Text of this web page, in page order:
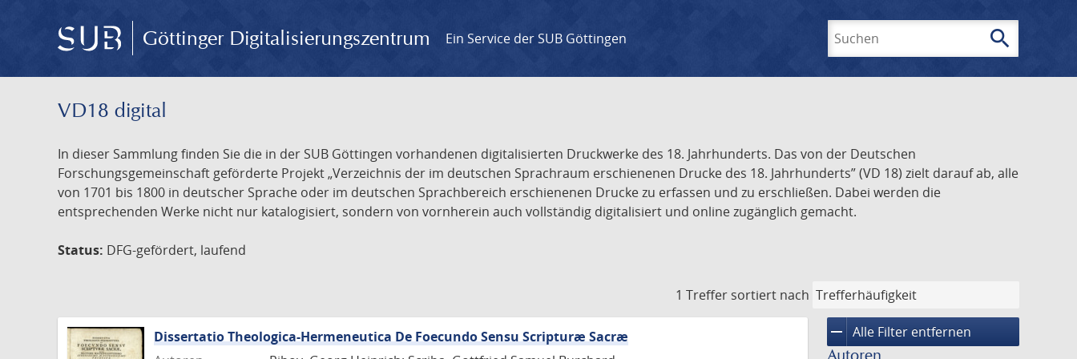
Göttinger Digitalisierungszentrum Ein Service der SUB Göttingen search
VD18 digital
In dieser Sammlung finden Sie die in der SUB Göttingen vorhandenen digitalisierten Druckwerke des 18. Jahrhunderts. Das von der Deutschen
Forschungsgemeinschaft geförderte Projekt „Verzeichnis der im deutschen Sprachraum erschienenen Drucke des 18. Jahrhunderts” (VD 18) zielt darauf ab, alle
von 1701 bis 1800 in deutscher Sprache oder im deutschen Sprachbereich erschienenen Drucke zu erfassen und zu erschließen. Dabei werden die
entsprechenden Werke nicht nur katalogisiert, sondern von vornherein auch vollständig digitalisiert und online zugänglich gemacht.
Status: DFG-gefördert, laufend
1 Treffer sortiert nach
remove Alle Filter entfernen
Dissertatio Theologica-Hermeneutica De Foecundo Sensu Scripturæ Sacræ